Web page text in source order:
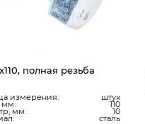
полная резьба
измерения: штук
мм: 110
мм: 10
сталь